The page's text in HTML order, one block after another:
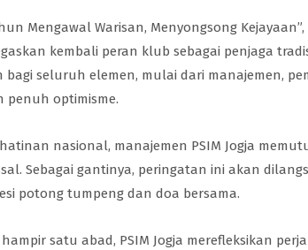
Mengawal Warisan, Menyongsong
kembali peran klub sebagai penjaga
bagi seluruh elemen, mulai dari manajemen,
penuh optimisme.
nasional, manajemen PSIM Jogja
Sebagai gantinya, peringatan ini akan
potong tumpeng dan doa bersama.
satu abad, PSIM Jogja merefleksikan